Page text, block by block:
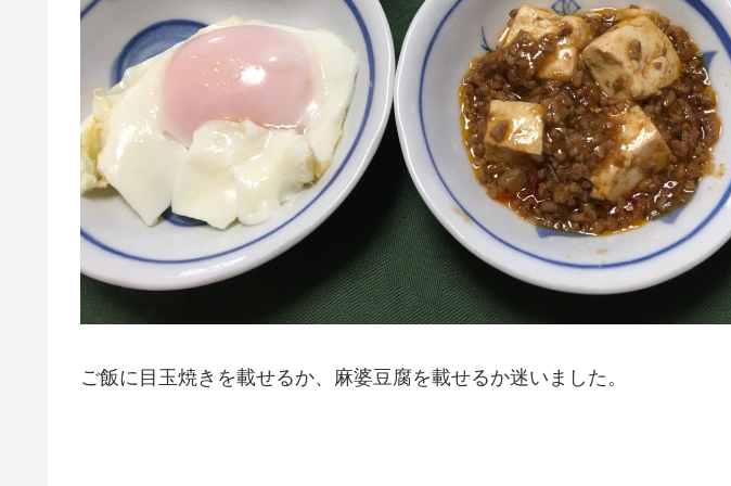
ご飯に目玉焼きを載せるか、麻婆豆腐を載せるか迷いました。